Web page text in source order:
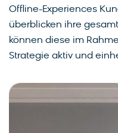
Offline-Experiences
überblicken ihre
können diese im
Strategie aktiv und